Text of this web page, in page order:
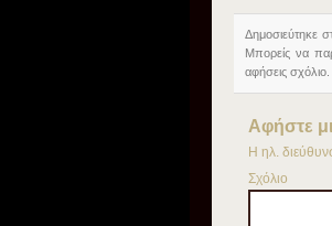
Δημοσιεύτηκε
Μπορείς να
αφήσεις
Αφήστε
Η ηλ.